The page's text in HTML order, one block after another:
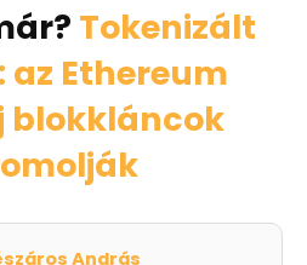
Tokenizált
az Ethereum
blokkláncok
András